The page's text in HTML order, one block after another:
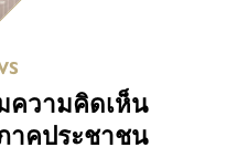
ความคิดเห็น
าคประชาชน